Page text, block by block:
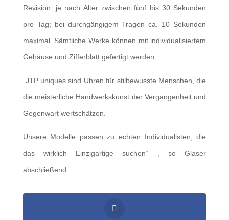
Revision, je nach Alter zwischen fünf bis 30 Sekunden
pro Tag; bei durchgängigem Tragen ca. 10 Sekunden
maximal. Sämtliche Werke können mit individualisiertem
Gehäuse und Zifferblatt gefertigt werden.
„JTP uniques sind Uhren für stilbewusste Menschen, die
die meisterliche Handwerkskunst der Vergangenheit und
Gegenwart wertschätzen.
Unsere Modelle passen zu echten Individualisten, die
das wirklich Einzigartige suchen“ , so Glaser
abschließend.